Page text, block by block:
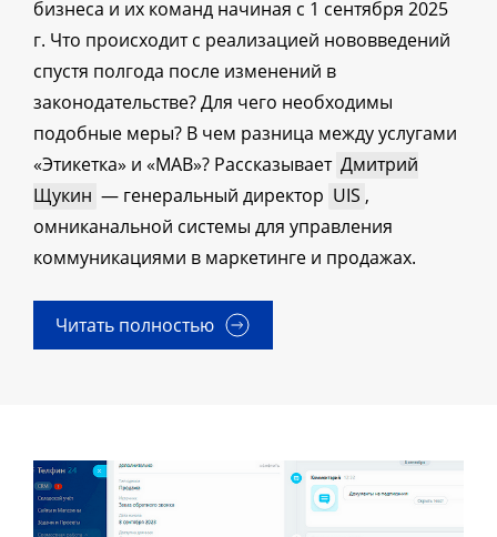
бизнеса и их команд начиная с 1 сентября 2025
г. Что происходит с реализацией нововведений
спустя полгода после изменений в
законодательстве? Для чего необходимы
подобные меры? В чем разница между услугами
«Этикетка» и «МАВ»? Рассказывает Дмитрий
Щукин — генеральный директор UIS ,
омниканальной системы для управления
коммуникациями в маркетинге и продажах.
Читать полностью